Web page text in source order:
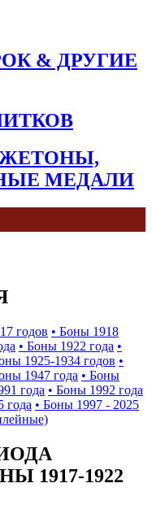
& ДРУГИЕ
ЖЕТОНЫ,
МЕДАЛИ
годов • Боны 1918
• Боны 1922 года •
1925-1934 годов •
1947 года • Боны
года • Боны 1992 года
года • Боны 1997 - 2025
1917-1922